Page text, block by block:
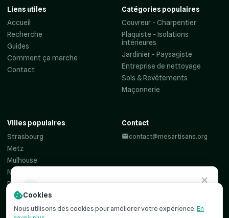
Besoin d'un
Recevez jusqu'à 3 devis comparatifs pour votre projet. C'est
Liens utiles
Accueil
Recherche
Guides
Comment ça marche
Contact
Catégories populaires
Couvreur - Charpentier
Plaquiste - Isolations
intérieures
Jardinier - Paysagiste
Entreprise de nettoyage
Sols & Revêtements
Maçonnerie
Villes populaires
Strasbourg
Metz
Mulhouse
Nancy
Reims
Colmar
Haguenau
Contact
contact@mesartisans.org
Cookies
Nous utilisons des cookies pour améliorer votre expérience. En